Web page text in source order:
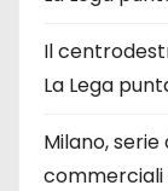
Il
La Lega
Milano,
commerciali